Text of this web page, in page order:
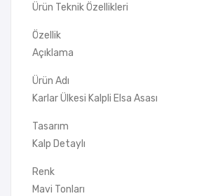
Ürün Teknik Özellikleri
Özellik
Açıklama
Ürün Adı
Karlar Ülkesi Kalpli Elsa Asası
Tasarım
Kalp Detaylı
Renk
Mavi Tonları